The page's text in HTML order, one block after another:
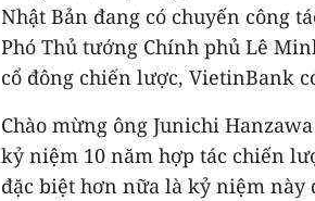
Nhật Bản đang có chuyến công
Phó Thủ tướng Chính phủ Lê
cổ đông chiến lược, VietinBank
Chào mừng ông Junichi
kỷ niệm 10 năm hợp tác chiến
đặc biệt hơn nữa là kỷ niệm